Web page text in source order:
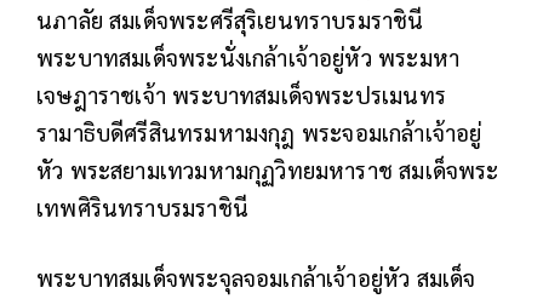
นภาลัย สมเด็จพระศรีสุริเยนทราบรมราชินี
พระบาทสมเด็จพระนั่งเกล้าเจ้าอยู่หัว พระมหา
เจษฎาราชเจ้า พระบาทสมเด็จพระปรเมนทร
รามาธิบดีศรีสินทรมหามงกุฎ พระจอมเกล้าเจ้าอยู่
หัว พระสยามเทวมหามกุฏวิทยมหาราช สมเด็จพระ
เทพศิรินทราบรมราชินี
พระบาทสมเด็จพระจุลจอมเกล้าเจ้าอยู่หัว สมเด็จ